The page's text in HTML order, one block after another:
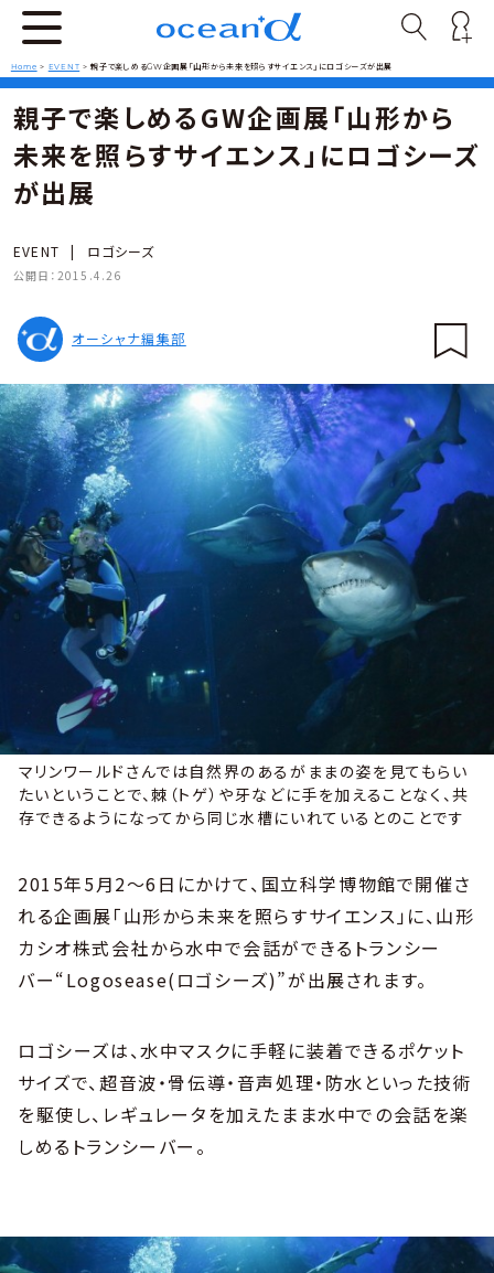
Home > EVENT >親子で楽しめるGW企画展「山形から未来を照らすサイエンス」にロゴシーズが出展
親子で楽しめるGW企画展「山形から
未来を照らすサイエンス」にロゴシーズ
が出展
EVENT | ロゴシーズ
公開日： 2015.4.26
オーシャナ編集部
マリンワールドさんでは自然界のあるがままの姿を見てもらい
たいということで、棘（トゲ）や牙などに手を加えることなく、共
存できるようになってから同じ水槽にいれているとのことです
2015年5月2～6日にかけて、国立科学博物館で開催さ
れる企画展「山形から未来を照らすサイエンス」に、山形
カシオ株式会社から水中で会話ができるトランシー
バー“Logosease(ロゴシーズ)”が出展されます。
ロゴシーズは、水中マスクに手軽に装着できるポケット
サイズで、超音波・骨伝導・音声処理・防水といった技術
を駆使し、レギュレータを加えたまま水中での会話を楽
しめるトランシーバー。